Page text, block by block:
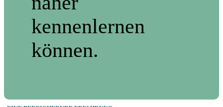
kennenlernen
können.